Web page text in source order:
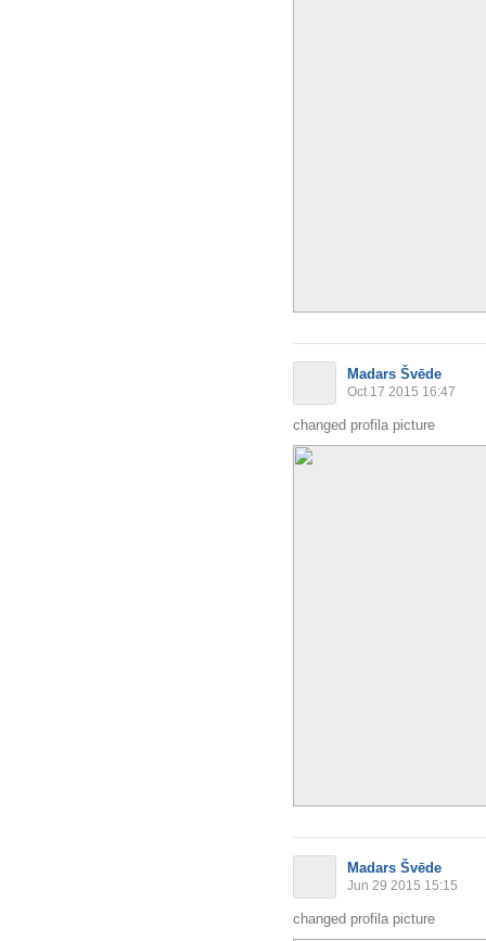
Madars Švēde
Oct 17 2015 16:47
changed profila picture
Madars Švēde
Jun 29 2015 15:15
changed profila picture